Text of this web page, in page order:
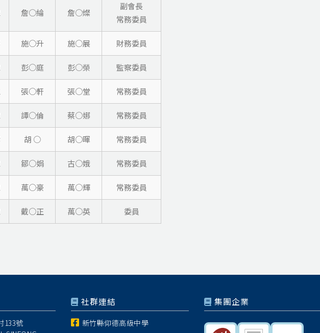
詹○綸 詹○燦
副會長
常務委員
施○升 施○展 財務委員
彭○庭 彭○榮 監察委員
張○軒 張○堂 常務委員
譚○倫 蔡○娜 常務委員
胡 ○ 胡○暉 常務委員
鄒○娟 古○娥 常務委員
萬○豪 萬○輝 常務委員
戴○正 萬○英 委員
133號
社群連結
新竹縣仰德高級中學
集團企業